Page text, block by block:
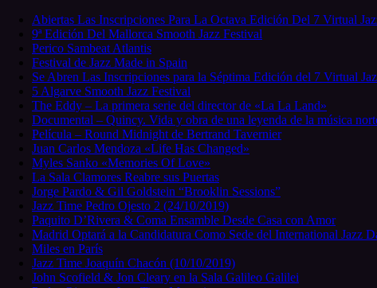
content
Abiertas Las Inscripciones Para La Octava Edición Del 7 Virtual
9ª Edición Del Mallorca Smooth Jazz Festival
Perico Sambeat Atlantis
Festival de Jazz Made in Spain
Se Abren Las Inscripciones para la Séptima Edición del 7 Virtual
5 Algarve Smooth Jazz Festival
The Eddy – La primera serie del director de «La La Land»
Documental – Quincy. Vida y obra de una leyenda de la música
Película – Round Midnight de Bertrand Tavernier
Juan Carlos Mendoza «Life Has Changed»
Myles Sanko «Memories Of Love»
La Sala Clamores Reabre sus Puertas
Jorge Pardo & Gil Goldstein “Brooklin Sessions”
Jazz Time Pedro Ojesto 2 (24/10/2019)
Paquito D’Rivera & Coma Ensamble Desde Casa con Amor
Madrid Optará a la Candidatura Como Sede del International Jazz
Miles en París
Jazz Time Joaquín Chacón (10/10/2019)
John Scofield & Jon Cleary en la Sala Galileo Galilei